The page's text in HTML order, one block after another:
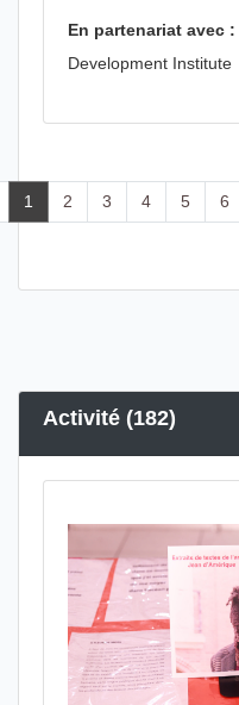
En partenariat avec :
Development Institute
1 2 3 4 5 6
Activité (182)